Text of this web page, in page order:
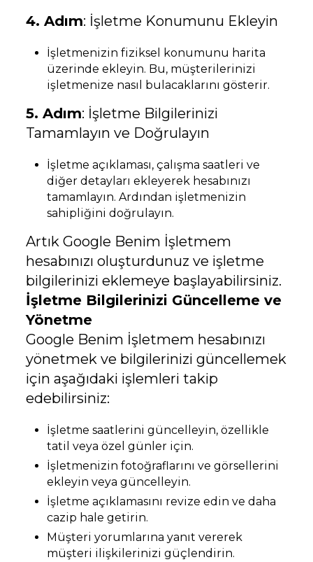
4. Adım: İşletme Konumunu Ekleyin
İşletmenizin fiziksel konumunu harita
üzerinde ekleyin. Bu, müşterilerinizi
işletmenize nasıl bulacaklarını gösterir.
5. Adım: İşletme Bilgilerinizi
Tamamlayın ve Doğrulayın
İşletme açıklaması, çalışma saatleri ve
diğer detayları ekleyerek hesabınızı
tamamlayın. Ardından işletmenizin
sahipliğini doğrulayın.
Artık Google Benim İşletmem
hesabınızı oluşturdunuz ve işletme
bilgilerinizi eklemeye başlayabilirsiniz.
İşletme Bilgilerinizi Güncelleme ve
Yönetme
Google Benim İşletmem hesabınızı
yönetmek ve bilgilerinizi güncellemek
için aşağıdaki işlemleri takip
edebilirsiniz:
İşletme saatlerini güncelleyin, özellikle
tatil veya özel günler için.
İşletmenizin fotoğraflarını ve görsellerini
ekleyin veya güncelleyin.
İşletme açıklamasını revize edin ve daha
cazip hale getirin.
Müşteri yorumlarına yanıt vererek
müşteri ilişkilerinizi güçlendirin.